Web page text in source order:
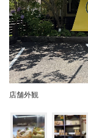
店舗外観